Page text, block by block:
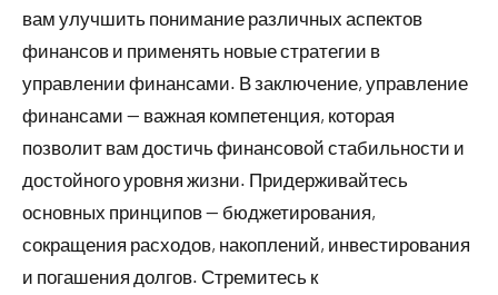
вам улучшить понимание различных аспектов
финансов и применять новые стратегии в
управлении финансами. В заключение, управление
финансами — важная компетенция, которая
позволит вам достичь финансовой стабильности и
достойного уровня жизни. Придерживайтесь
основных принципов — бюджетирования,
сокращения расходов, накоплений, инвестирования
и погашения долгов. Стремитесь к